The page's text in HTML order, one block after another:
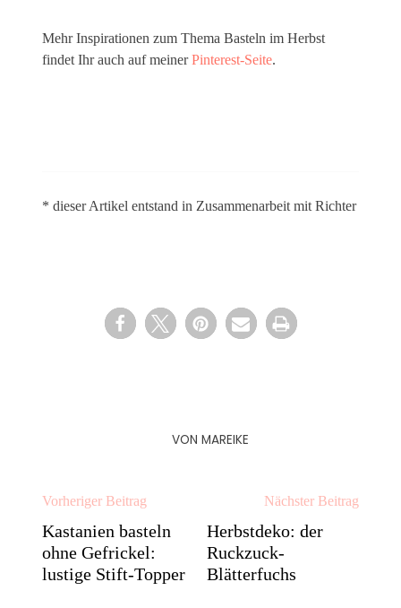
Mehr Inspirationen zum Thema Basteln im Herbst
findet Ihr auch auf meinerPinterest-Seite.
* dieser Artikel entstand in Zusammenarbeit mit Richter
VON MAREIKE
Vorheriger Beitrag
Kastanien basteln
ohne Gefrickel:
lustige Stift-Topper
Nächster Beitrag
Herbstdeko: der
Ruckzuck-
Blätterfuchs